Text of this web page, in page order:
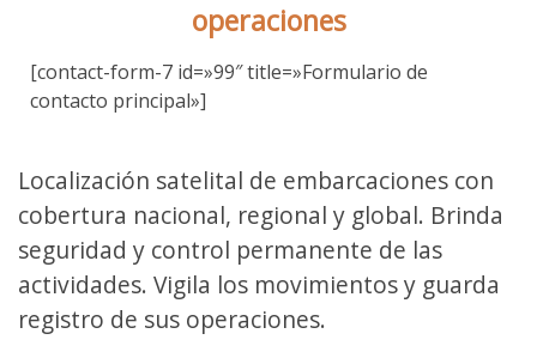
operaciones
[contact-form-7 id=»99″ title=»Formulario de
contacto principal»]
Localización satelital de embarcaciones con
cobertura nacional, regional y global. Brinda
seguridad y control permanente de las
actividades. Vigila los movimientos y guarda
registro de sus operaciones.